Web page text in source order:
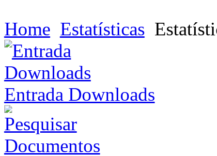
Home Estatísticas
Entrada Downloads